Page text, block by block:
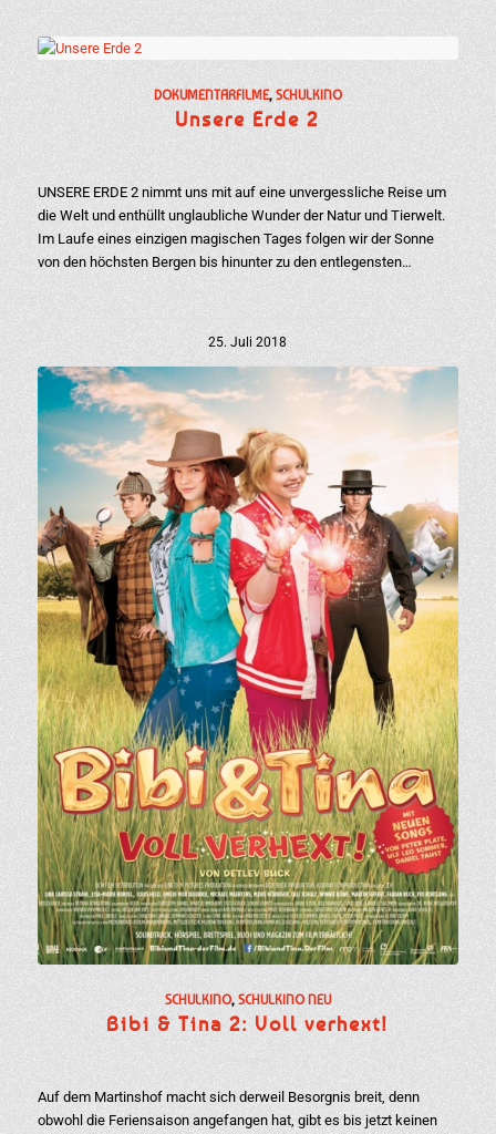
DOKUMENTARFILME, SCHULKINO
Unsere Erde 2
UNSERE ERDE 2 nimmt uns mit auf eine unvergessliche Reise um
die Welt und enthüllt unglaubliche Wunder der Natur und Tierwelt.
Im Laufe eines einzigen magischen Tages folgen wir der Sonne
von den höchsten Bergen bis hinunter zu den entlegensten…
25. Juli 2018
SCHULKINO, SCHULKINO NEU
Bibi & Tina 2: Voll verhext!
Auf dem Martinshof macht sich derweil Besorgnis breit, denn
obwohl die Feriensaison angefangen hat, gibt es bis jetzt keinen